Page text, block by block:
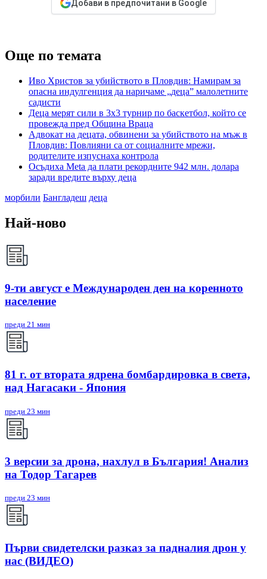
Добави в предпочитани в Google
Още по темата
Иво Христов за убийството в Пловдив: Намирам за
опасна индулгенция да наричаме „деца” малолетните
садисти
Деца мерят сили в 3х3 турнир по баскетбол, който се
провежда пред Община Враца
Адвокат на децата, обвинени за убийството на мъж в
Пловдив: Повлияни са от социалните мрежи,
родителите изпуснаха контрола
Осъдиха Meta да плати рекордните 942 млн. долара
заради вредите върху деца
морбили Бангладеш деца
Най-ново
9-ти август е Международен ден на коренното
население
преди 21 мин
81 г. от втората ядрена бомбардировка в света,
над Нагасаки - Япония
преди 23 мин
3 версии за дрона, нахлул в България! Анализ
на Тодор Тагарев
преди 23 мин
Първи свидетелски разказ за падналия дрон у
нас (ВИДЕО)